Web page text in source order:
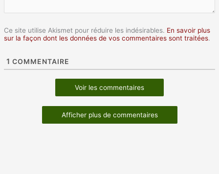
Ce site utilise Akismet pour réduire les indésirables. En savoir plus
sur la façon dont les données de vos commentaires sont traitées.
1 COMMENTAIRE
Voir les commentaires
Afficher plus de commentaires